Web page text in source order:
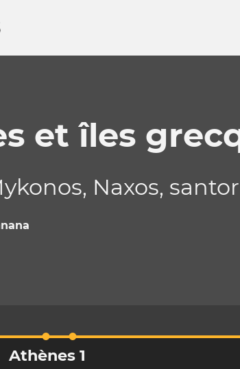
et îles
Naxos,
Athènes 1